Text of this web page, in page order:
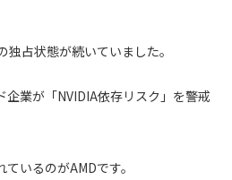
占状態が続いていました。
企業が「NVIDIA依存リスク」を警戒
いるのがAMDです。